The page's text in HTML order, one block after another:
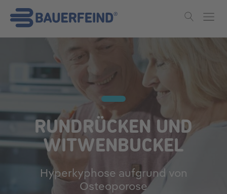
Skip to main content
RUNDRÜCKEN UND
WITWENBUCKEL
Hyperkyphose aufgrund von
Osteoporose